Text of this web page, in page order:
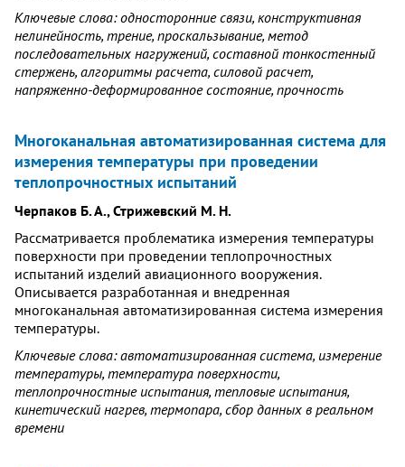
Ключевые слова: односторонние связи, конструктивная
нелинейность, трение, проскальзывание, метод
последовательных нагружений, составной тонкостенный
стержень, алгоритмы расчета, силовой расчет,
напряженно-деформированное состояние, прочность
Многоканальная автоматизированная система для
измерения температуры при проведении
теплопрочностных испытаний
Черпаков Б. А., Стрижевский М. Н.
Рассматривается проблематика измерения температуры
поверхности при проведении теплопрочностных
испытаний изделий авиационного вооружения.
Описывается разработанная и внедренная
многоканальная автоматизированная система измерения
температуры.
Ключевые слова: автоматизированная система, измерение
температуры, температура поверхности,
теплопрочностные испытания, тепловые испытания,
кинетический нагрев, термопара, сбор данных в реальном
времени